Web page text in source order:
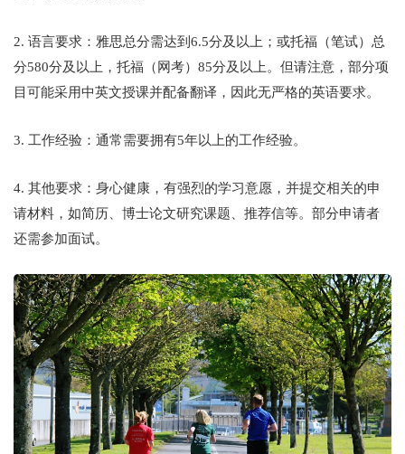
2. 语言要求：雅思总分需达到6.5分及以上；或托福（笔试）总
分580分及以上，托福（网考）85分及以上。但请注意，部分项
目可能采用中英文授课并配备翻译，因此无严格的英语要求。
3. 工作经验：通常需要拥有5年以上的工作经验。
4. 其他要求：身心健康，有强烈的学习意愿，并提交相关的申
请材料，如简历、博士论文研究课题、推荐信等。部分申请者
还需参加面试。